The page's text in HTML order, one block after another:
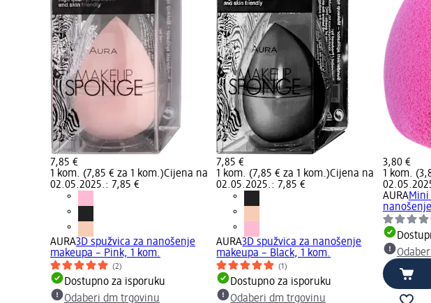
7,85 €
1 kom. (7,85 € za 1 kom.)Cijena na
02.05.2025.: 7,85 €
AURA3D spužvica za nanošenje
makeupa – Pink, 1 kom.
(2)
Dostupno za isporuku
Odaberi dm trgovinu
7,85 €
1 kom. (7,85 € za 1 kom.)Cijena na
02.05.2025.: 7,85 €
AURA3D spužvica za nanošenje
makeupa – Black, 1 kom.
(1)
Dostupno za isporuku
Odaberi dm trgovinu
3,80 €
1 kom.
AURAMini